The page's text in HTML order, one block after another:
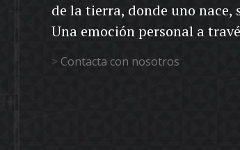
de la tierra, donde uno nace,
Una emoción personal a
> Contacta con nosotros